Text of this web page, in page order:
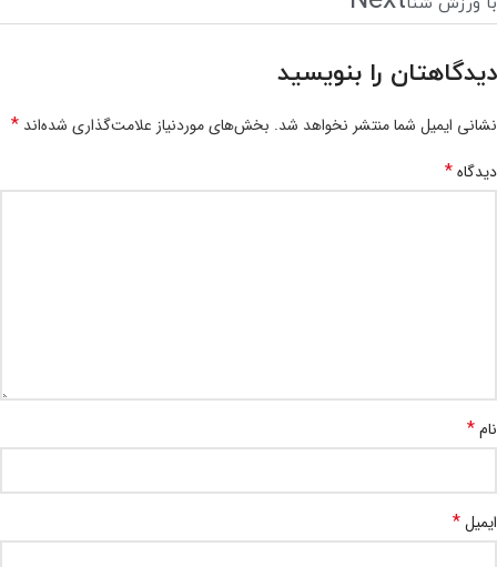
دیدگاهتان را بنویسید
نشانی ایمیل شما منتشر نخواهد شد. بخش‌های موردنیاز علامت‌گذاری شده‌اند *
دیدگاه*
نام*
ایمیل*